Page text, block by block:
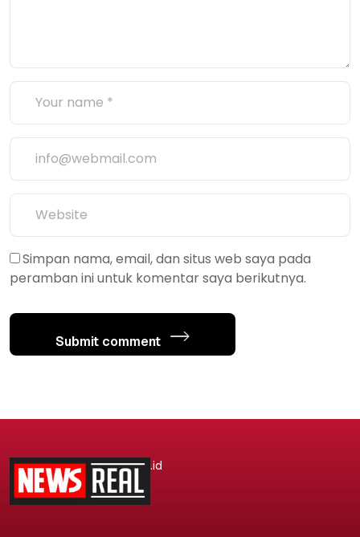
Simpan nama, email, dan situs web saya pada
peramban ini untuk komentar saya berikutnya.
Submit comment
.id